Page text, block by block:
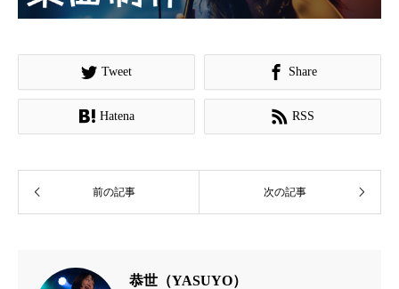
 Tweet  Share
 Hatena  RSS
前の記事 次の記事
恭世（YASUYO）